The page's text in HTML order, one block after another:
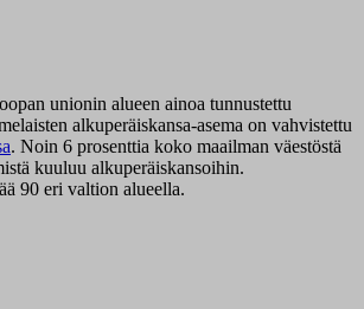
unionin alueen ainoa tunnustettu
alkuperäiskansa-asema on vahvistettu
. Noin 6 prosenttia koko maailman väestöstä
kuuluu alkuperäiskansoihin.
90 eri valtion alueella.